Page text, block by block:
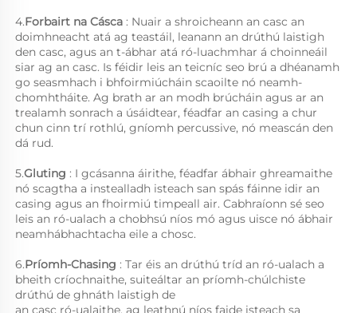
4.Forbairt na Cásca : Nuair a shroicheann an casc an
doimhneacht atá ag teastáil, leanann an drúthú laistigh
den casc, agus an t-ábhar atá ró-luachmhar á choinneáil
siar ag an casc. Is féidir leis an teicníc seo brú a dhéanamh
go seasmhach i bhfoirmiúcháin scaoilte nó neamh-
chomhtháite. Ag brath ar an modh brúcháin agus ar an
trealamh sonrach a úsáidtear, féadfar an casing a chur
chun cinn trí rothlú, gníomh percussive, nó meascán den
dá rud.
5.Gluting : I gcásanna áirithe, féadfar ábhair ghreamaithe
nó scagtha a instealladh isteach san spás fáinne idir an
casing agus an fhoirmiú timpeall air. Cabhraíonn sé seo
leis an ró-ualach a chobhsú níos mó agus uisce nó ábhair
neamhábhachtacha eile a chosc.
6.Príomh-Chasing : Tar éis an drúthú tríd an ró-ualach a
bheith críochnaithe, suiteáltar an príomh-chúlchiste
drúthú de ghnáth laistigh de
an casc ró-ualaithe, ag leathnú níos faide isteach sa